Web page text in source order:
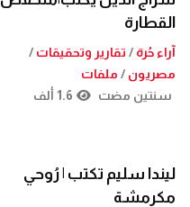
القطارة
آراء حُرة / تقارير وتحقيقات /
مصريون / ملفات
سنتين مضت
1.6 ألف
ليندا سليم تكتب | رُوحي
مكرمشة